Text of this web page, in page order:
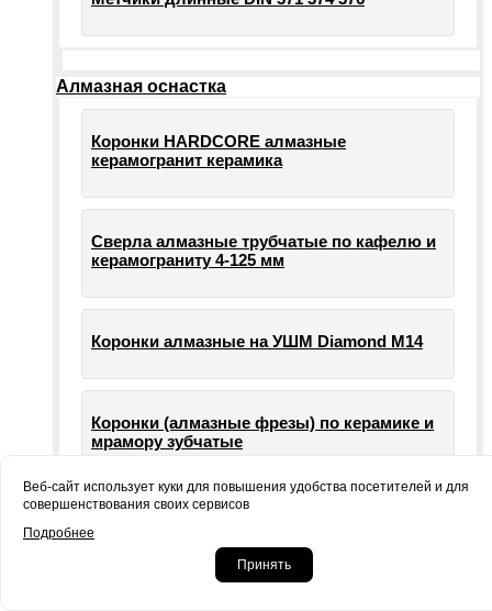
Алмазная оснастка
Коронки HARDCORE алмазные
керамогранит керамика
Сверла алмазные трубчатые по кафелю и
керамограниту 4-125 мм
Коронки алмазные на УШМ Diamond М14
Коронки (алмазные фрезы) по керамике и
мрамору зубчатые
машин УШМ болгарки
Веб-сайт использует куки для повышения удобства посетителей и для
совершенствования своих сервисов
Подробнее
Принять